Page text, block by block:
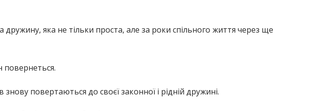
дружину, яка не тільки проста, але за роки спільного життя через ще
повернеться.
повертаються до своєї законної і рідній дружині.